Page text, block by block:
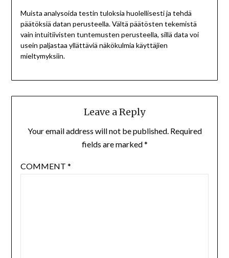
Muista analysoida testin tuloksia huolellisesti ja tehdä
päätöksiä datan perusteella. Vältä päätösten tekemistä
vain intuitiivisten tuntemusten perusteella, sillä data voi
usein paljastaa yllättäviä näkökulmia käyttäjien
mieltymyksiin.
Leave a Reply
Your email address will not be published. Required
fields are marked*
COMMENT *